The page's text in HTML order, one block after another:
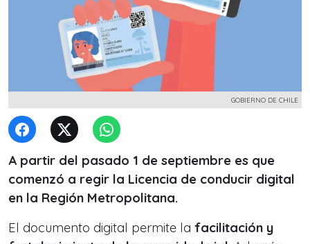
GOBIERNO DE CHILE
A partir del pasado 1 de septiembre es que
comenzó a regir la Licencia de conducir digital
en la Región Metropolitana.
El documento digital permite la facilitación y